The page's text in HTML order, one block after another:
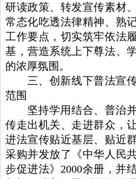
研读政策、转发宣传素材
常态化吃透法律精神、熟
工作要点，切实筑牢依法
基，营造系统上下尊法、
的浓厚氛围。
三、创新线下普法宣传
范围
坚持学用结合、普治并
传走出机关、走进群众，
进法宣传贴近基层、贴近
采购并发放了《中华人民
步促进法》2000余册，并